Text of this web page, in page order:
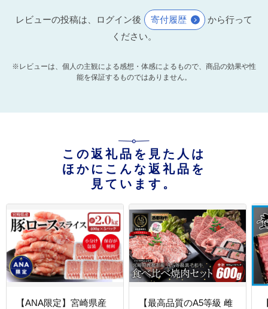
レビューの投稿は、ログイン後 寄付履歴
から行って
ください。
※レビューは、個人の主観による感想・体感によるもので、商品の効果や性
能を保証するものではありません。
この返礼品を見た人は
ほかにこんな返礼品を
見ています。
【ANA限定】宮崎県産
【最高品質のA5等級 雌